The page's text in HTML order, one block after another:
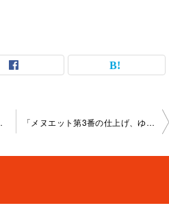
­1065 「メヌエット第3番の仕上げ、ゆかいにあるけば、」境町教室2022-0 9-24-­no0023-­1065